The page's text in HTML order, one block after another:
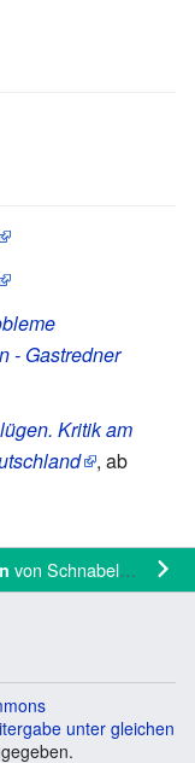
- Gastredner
Kritik am
, ab
von Schnabelgroß
unter gleichen